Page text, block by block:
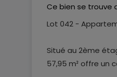
Ce bien se trouve
Lot 042 -
Situé au 2ème
57,95 m² offre un